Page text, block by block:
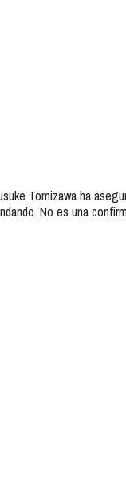
Tomizawa ha
No es una